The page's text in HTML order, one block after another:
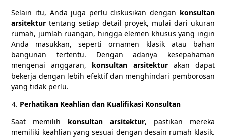
Selain itu, Anda juga perlu diskusikan dengan konsultan
arsitektur tentang setiap detail proyek, mulai dari ukuran
rumah, jumlah ruangan, hingga elemen khusus yang ingin
Anda masukkan, seperti ornamen klasik atau bahan
bangunan tertentu. Dengan adanya kesepahaman
mengenai anggaran, konsultan arsitekturakan dapat
bekerja dengan lebih efektif dan menghindari pemborosan
yang tidak perlu.
Perhatikan Keahlian dan Kualifikasi Konsultan
Saat memilih konsultan arsitektur, pastikan mereka
memiliki keahlian yang sesuai dengan desain rumah klasik.